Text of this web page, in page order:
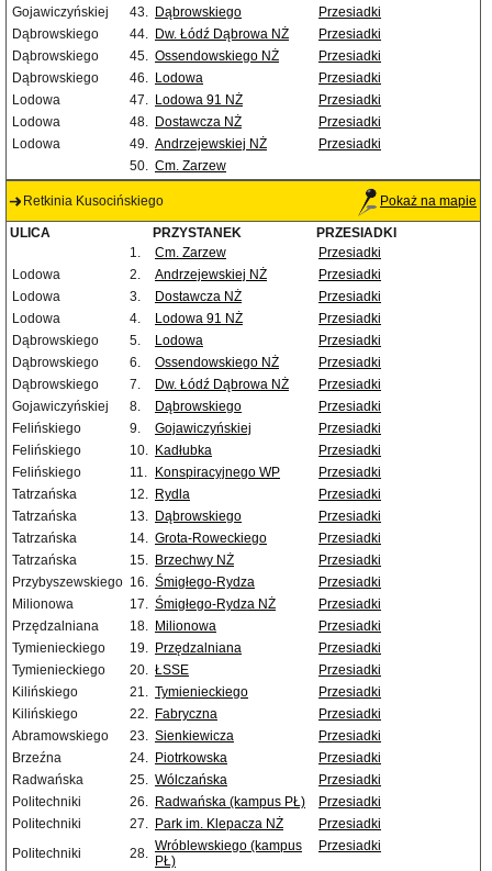
Gojawiczyńskiej
43. Dąbrowskiego
Przesiadki
Dąbrowskiego
44. Dw. Łódź Dąbrowa NŻ
Przesiadki
Dąbrowskiego
45. Ossendowskiego NŻ
Przesiadki
Dąbrowskiego
46. Lodowa
Przesiadki
Lodowa
47. Lodowa 91 NŻ
Przesiadki
Lodowa
48. Dostawcza NŻ
Przesiadki
Lodowa
49. Andrzejewskiej NŻ
Przesiadki
50. Cm. Zarzew
Retkinia Kusocińskiego Pokaż na mapie
ULICA PRZYSTANEK
PRZESIADKI
1.
Cm. Zarzew
Przesiadki
Lodowa
2. Andrzejewskiej NŻ
Przesiadki
Lodowa
3. Dostawcza NŻ
Przesiadki
Lodowa
4. Lodowa 91 NŻ
Przesiadki
Dąbrowskiego
5. Lodowa
Przesiadki
Dąbrowskiego
6. Ossendowskiego NŻ
Przesiadki
Dąbrowskiego
7. Dw. Łódź Dąbrowa NŻ
Przesiadki
Gojawiczyńskiej
8. Dąbrowskiego
Przesiadki
Felińskiego
9. Gojawiczyńskiej
Przesiadki
Felińskiego
10. Kadłubka
Przesiadki
Felińskiego
11. Konspiracyjnego WP
Przesiadki
Tatrzańska
12. Rydla
Przesiadki
Tatrzańska
13. Dąbrowskiego
Przesiadki
Tatrzańska
14. Grota-Roweckiego
Przesiadki
Tatrzańska
15. Brzechwy NŻ
Przesiadki
Przybyszewskiego 16. Śmigłego-Rydza
Przesiadki
Milionowa
17. Śmigłego-Rydza NŻ
Przesiadki
Przędzalniana
18. Milionowa
Przesiadki
Tymienieckiego
19. Przędzalniana
Przesiadki
Tymienieckiego
20. ŁSSE
Przesiadki
Kilińskiego
21. Tymienieckiego
Przesiadki
Kilińskiego
22. Fabryczna
Przesiadki
Abramowskiego
23. Sienkiewicza
Przesiadki
Brzeźna
24. Piotrkowska
Przesiadki
Radwańska
25. Wólczańska
Przesiadki
Politechniki
26. Radwańska (kampus PŁ)
Przesiadki
Politechniki
27. Park im. Klepacza NŻ
Przesiadki
Politechniki
28. Wróblewskiego (kampus
PŁ)
Przesiadki